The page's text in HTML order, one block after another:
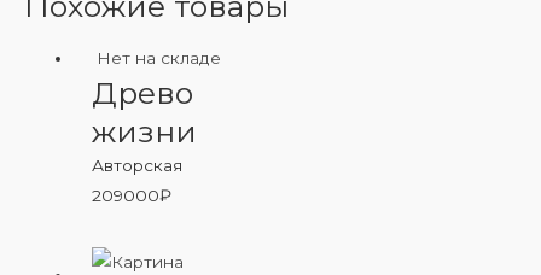
Нет на складе
Древо
жизни
Авторская
209000₽